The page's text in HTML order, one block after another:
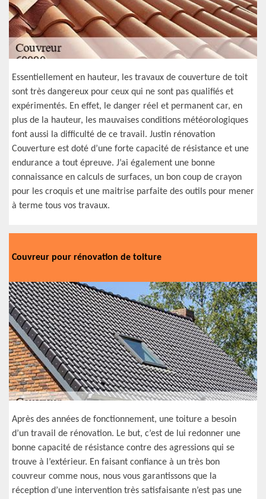
Essentiellement en hauteur, les travaux de couverture de toit
sont très dangereux pour ceux qui ne sont pas qualifiés et
expérimentés. En effet, le danger réel et permanent car, en
plus de la hauteur, les mauvaises conditions météorologiques
font aussi la difficulté de ce travail. Justin rénovation
Couverture est doté d’une forte capacité de résistance et une
endurance a tout épreuve. J’ai également une bonne
connaissance en calculs de surfaces, un bon coup de crayon
pour les croquis et une maitrise parfaite des outils pour mener
à terme tous vos travaux.
Couvreur pour rénovation de toiture
Après des années de fonctionnement, une toiture a besoin
d’un travail de rénovation. Le but, c’est de lui redonner une
bonne capacité de résistance contre des agressions qui se
trouve à l’extérieur. En faisant confiance à un très bon
couvreur comme nous, nous vous garantissons que la
réception d’une intervention très satisfaisante n’est pas une